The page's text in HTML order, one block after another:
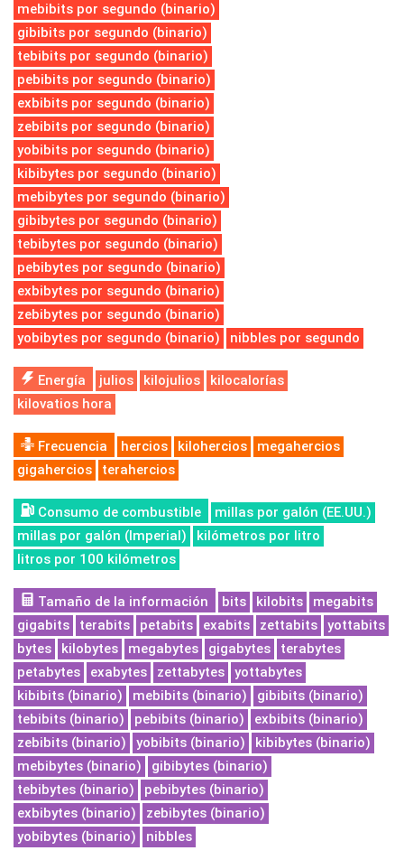
mebibits por segundo (binario)
gibibits por segundo (binario)
tebibits por segundo (binario)
pebibits por segundo (binario)
exbibits por segundo (binario)
zebibits por segundo (binario)
yobibits por segundo (binario)
kibibytes por segundo (binario)
mebibytes por segundo (binario)
gibibytes por segundo (binario)
tebibytes por segundo (binario)
pebibytes por segundo (binario)
exbibytes por segundo (binario)
zebibytes por segundo (binario)
yobibytes por segundo (binario)
nibbles por segundo
Energía julios kilojulios
kilocalorías
kilovatios hora
Frecuencia hercios kilohercios
megahercios
gigahercios
terahercios
Consumo de combustible
millas por galón (EE.UU.)
millas por galón (Imperial)
kilómetros por litro
litros por 100 kilómetros
Tamaño de la información bits kilobits
megabits
gigabits
terabits petabits exabits zettabits
yottabits
bytes
kilobytes megabytes gigabytes
terabytes
petabytes
exabytes zettabytes
yottabytes
kibibits (binario)
mebibits (binario)
gibibits (binario)
tebibits (binario)
pebibits (binario)
exbibits (binario)
zebibits (binario)
yobibits (binario)
kibibytes (binario)
mebibytes (binario)
gibibytes (binario)
tebibytes (binario)
pebibytes (binario)
exbibytes (binario)
zebibytes (binario)
yobibytes (binario)
nibbles